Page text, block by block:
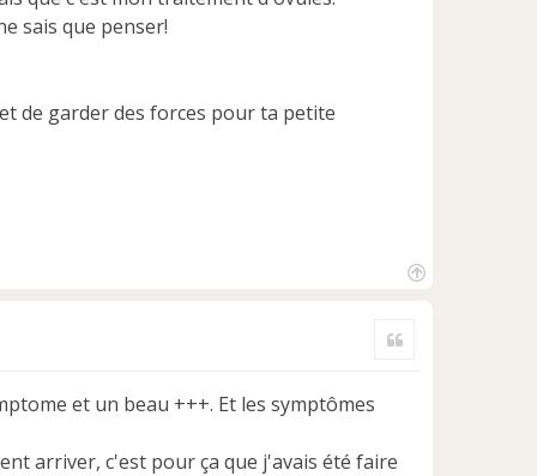
sais que penser!
de garder des forces pour ta petite
et un beau +++. Et les symptômes
arriver, c'est pour ça que j'avais été faire